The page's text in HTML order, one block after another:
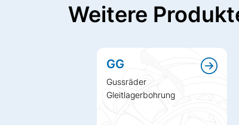
Weitere
GG
Gussräder
Gleitlagerbohrung